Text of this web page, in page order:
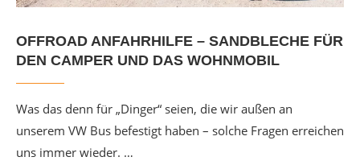
OFFROAD ANFAHRHILFE – SANDBLECHE FÜR
DEN CAMPER UND DAS WOHNMOBIL
Was das denn für „Dinger“ seien, die wir außen an
unserem VW Bus befestigt haben – solche Fragen erreichen
uns immer wieder. …